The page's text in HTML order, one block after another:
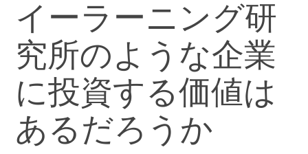
イーラーニング研
究所のような企業
に投資する価値は
あるだろうか